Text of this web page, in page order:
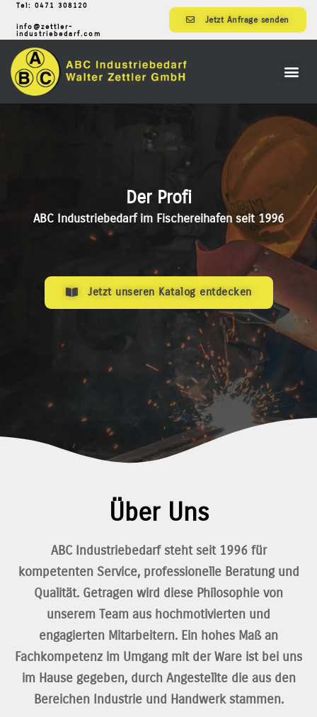
Tel: 0471 308120
info@zettler-
industriebedarf.com
Jetzt Anfrage senden
r Profi für
ABC Industriebedarf im Fischereihafen seit 1996
Jetzt unseren Katalog entdecken
Über Uns
ABC Industriebedarf steht seit 1996 für
kompetenten Service, professionelle Beratung und
Qualität. Getragen wird diese Philosophie von
unserem Team aus hochmotivierten und
engagierten Mitarbeitern. Ein hohes Maß an
Fachkompetenz im Umgang mit der Ware ist bei uns
im Hause gegeben, durch Angestellte die aus den
Bereichen Industrie und Handwerk stammen.